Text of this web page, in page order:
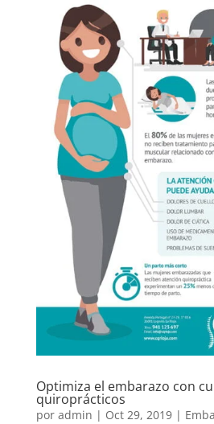
Optimiza el embarazo con
quiroprácticos
por admin | Oct 29, 2019|